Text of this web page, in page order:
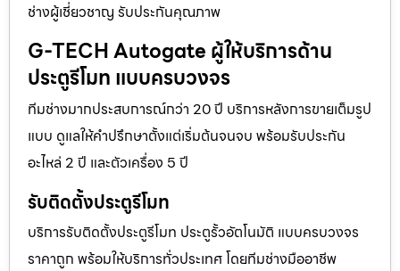
ช่างผู้เชี่ยวชาญ รับประกันคุณภาพ
G-TECH Autogate ผู้ให้บริการด้าน
ประตูรีโมท แบบครบวงจร
ทีมช่างมากประสบการณ์กว่า 20 ปี บริการหลังการขายเต็มรูป
แบบ ดูแลให้คำปรึกษาตั้งแต่เริ่มต้นจนจบ พร้อมรับประกัน
อะไหล่ 2 ปี และตัวเครื่อง 5 ปี
รับติดตั้งประตูรีโมท
บริการรับติดตั้งประตูรีโมท ประตูรั้วอัตโนมัติ แบบครบวงจร
ราคาถูก พร้อมให้บริการทั่วประเทศ โดยทีมช่างมืออาชีพ